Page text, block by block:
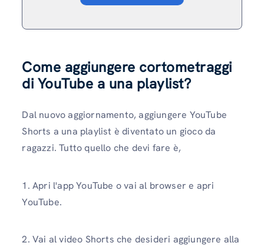
Come aggiungere cortometraggi
di YouTube a una playlist?
Dal nuovo aggiornamento, aggiungere YouTube
Shorts a una playlist è diventato un gioco da
ragazzi. Tutto quello che devi fare è,
1. Apri l'app YouTube o vai al browser e apri
YouTube.
2. Vai al video Shorts che desideri aggiungere alla